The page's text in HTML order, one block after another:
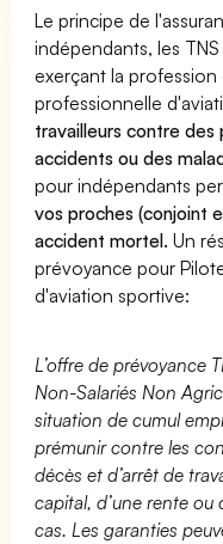
Le principe de
indépendants, les
exerçant la
professionnelle
travailleurs contre des
accidents ou des
pour indépendants
vos proches (conjoint
accident mortel. Un
prévoyance pour
d'aviation sportive:
L’offre de prévoyance
Non-Salariés Non
situation de cumul
prémunir contre les
décès et d’arrêt de
capital, d’une rente ou
cas. Les garanties